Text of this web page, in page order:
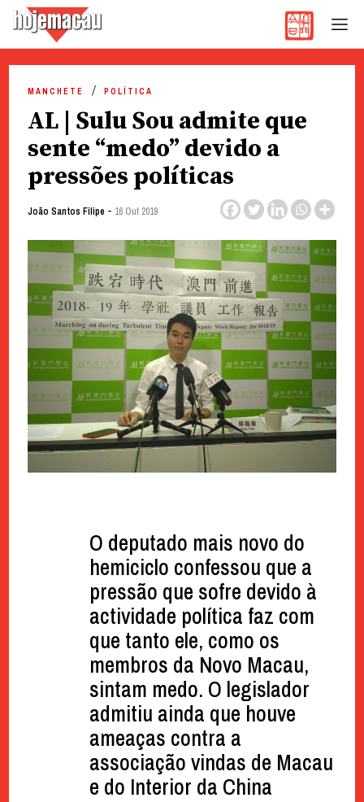
content
MANCHETE POLÍTICA
AL | Sulu Sou admite que
sente “medo” devido a
pressões políticas
João Santos Filipe - 16 Out 2019
O deputado mais novo do
hemiciclo confessou que a
pressão que sofre devido à
actividade política faz com
que tanto ele, como os
membros da Novo Macau,
sintam medo. O legislador
admitiu ainda que houve
ameaças contra a
associação vindas de Macau
e do Interior da China